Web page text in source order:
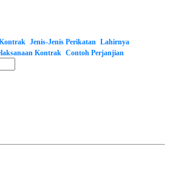
Jenis-Jenis Perikatan Lahirnya
Kontrak Contoh Perjanjian